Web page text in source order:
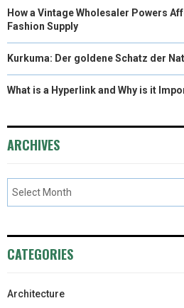
How a Vintage Wholesaler Powers
Fashion Supply
Kurkuma: Der goldene Schatz der
What is a Hyperlink and Why is it
ARCHIVES
CATEGORIES
Architecture